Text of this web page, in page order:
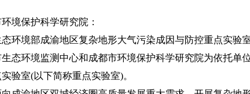
境保护科学研究院：
境部成渝地区复杂地形大气污染成因与防控重点实验
态环境监测中心和成都市环境保护科学研究院为依托单
验室(以下简称重点实验室)。